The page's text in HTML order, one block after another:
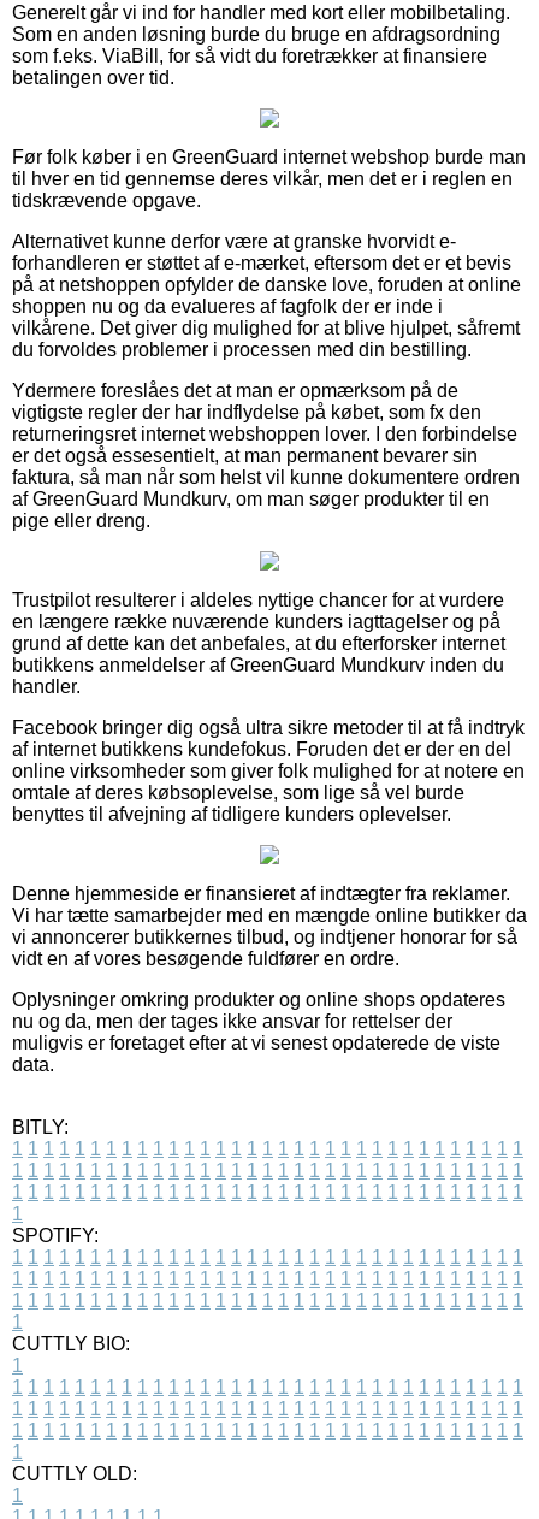
Generelt går vi ind for handler med kort eller mobilbetaling.
Som en anden løsning burde du bruge en afdragsordning
som f.eks. ViaBill, for så vidt du foretrækker at finansiere
betalingen over tid.
Før folk køber i en GreenGuard internet webshop burde man
til hver en tid gennemse deres vilkår, men det er i reglen en
tidskrævende opgave.
Alternativet kunne derfor være at granske hvorvidt e-
forhandleren er støttet af e-mærket, eftersom det er et bevis
på at netshoppen opfylder de danske love, foruden at online
shoppen nu og da evalueres af fagfolk der er inde i
vilkårene. Det giver dig mulighed for at blive hjulpet, såfremt
du forvoldes problemer i processen med din bestilling.
Ydermere foreslåes det at man er opmærksom på de
vigtigste regler der har indflydelse på købet, som fx den
returneringsret internet webshoppen lover. I den forbindelse
er det også essesentielt, at man permanent bevarer sin
faktura, så man når som helst vil kunne dokumentere ordren
af GreenGuard Mundkurv, om man søger produkter til en
pige eller dreng.
Trustpilot resulterer i aldeles nyttige chancer for at vurdere
en længere række nuværende kunders iagttagelser og på
grund af dette kan det anbefales, at du efterforsker internet
butikkens anmeldelser af GreenGuard Mundkurv inden du
handler.
Facebook bringer dig også ultra sikre metoder til at få indtryk
af internet butikkens kundefokus. Foruden det er der en del
online virksomheder som giver folk mulighed for at notere en
omtale af deres købsoplevelse, som lige så vel burde
benyttes til afvejning af tidligere kunders oplevelser.
Denne hjemmeside er finansieret af indtægter fra reklamer.
Vi har tætte samarbejder med en mængde online butikker da
vi annoncerer butikkernes tilbud, og indtjener honorar for så
vidt en af vores besøgende fuldfører en ordre.
Oplysninger omkring produkter og online shops opdateres
nu og da, men der tages ikke ansvar for rettelser der
muligvis er foretaget efter at vi senest opdaterede de viste
data.
BITLY:
1 1 1 1 1 1 1 1 1 1 1 1 1 1 1 1 1 1 1 1 1 1 1 1 1 1 1 1 1 1 1 1 1
1 1 1 1 1 1 1 1 1 1 1 1 1 1 1 1 1 1 1 1 1 1 1 1 1 1 1 1 1 1 1 1 1
1 1 1 1 1 1 1 1 1 1 1 1 1 1 1 1 1 1 1 1 1 1 1 1 1 1 1 1 1 1 1 1 1
1
SPOTIFY:
1 1 1 1 1 1 1 1 1 1 1 1 1 1 1 1 1 1 1 1 1 1 1 1 1 1 1 1 1 1 1 1 1
1 1 1 1 1 1 1 1 1 1 1 1 1 1 1 1 1 1 1 1 1 1 1 1 1 1 1 1 1 1 1 1 1
1 1 1 1 1 1 1 1 1 1 1 1 1 1 1 1 1 1 1 1 1 1 1 1 1 1 1 1 1 1 1 1 1
1
CUTTLY BIO:
1
1 1 1 1 1 1 1 1 1 1 1 1 1 1 1 1 1 1 1 1 1 1 1 1 1 1 1 1 1 1 1 1 1
1 1 1 1 1 1 1 1 1 1 1 1 1 1 1 1 1 1 1 1 1 1 1 1 1 1 1 1 1 1 1 1 1
1 1 1 1 1 1 1 1 1 1 1 1 1 1 1 1 1 1 1 1 1 1 1 1 1 1 1 1 1 1 1 1 1
1
CUTTLY OLD:
1